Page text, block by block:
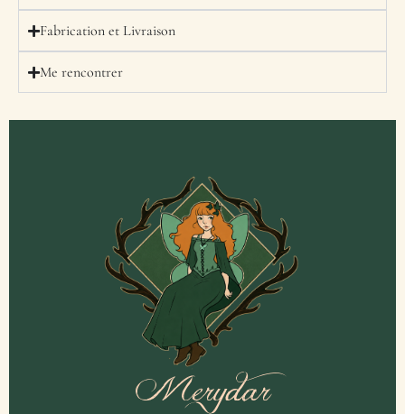
Fabrication et Livraison
Me rencontrer
Merydar